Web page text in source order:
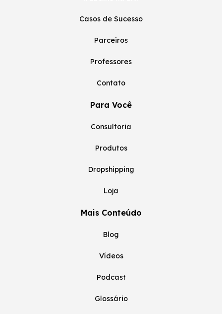
Casos de Sucesso
Parceiros
Professores
Contato
Para Você
Consultoria
Produtos
Dropshipping
Loja
Mais Conteúdo
Blog
Vídeos
Podcast
Glossário